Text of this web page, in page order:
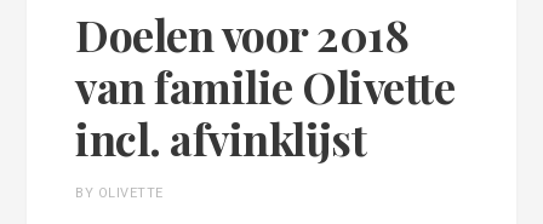
Doelen voor 2018
van familie Olivette
incl. afvinklijst
BY OLIVETTE